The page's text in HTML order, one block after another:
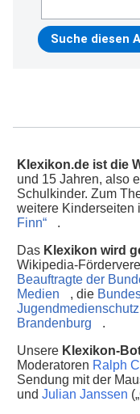
Klexikon.de ist die
und 15 Jahren, also
Schulkinder. Zum
weitere Kinderseiten
Finn“
.
Das Klexikon wird
Wikipedia-
Beauftragte der
Medien
, die
Jugendmedienschutz
Brandenburg
.
Unsere Klexikon-
Moderatoren Ralph
Sendung mit der
und Julian Janssen